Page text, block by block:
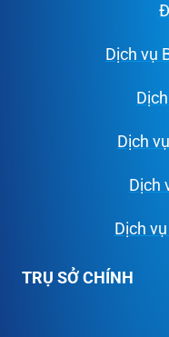
Dịch vụ
Dịch
Dịch
Dịch
TRỤ SỞ CHÍNH